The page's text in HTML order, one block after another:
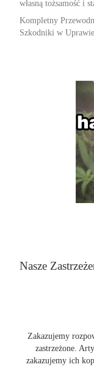
własną tożsamość i
Kompletny
Szkodniki w
Nasze
Zakazujemy
zastrzeżone.
zakazujemy ich